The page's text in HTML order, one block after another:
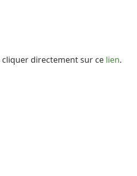
cliquer directement sur ce lien.